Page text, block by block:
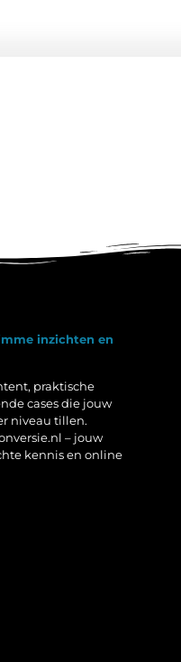
inzichten en
praktische
cases die jouw
niveau tillen.
– jouw
kennis en online